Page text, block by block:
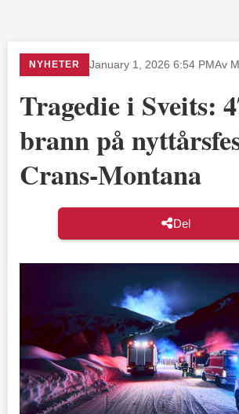
NYHETER January 1, 2026 6:54 PMAv
Tragedie i Sveits:
brann på
Crans-Montana
Del